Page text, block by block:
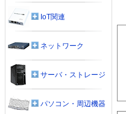
IoT関連
ネットワーク
サーバ・ストレージ
パソコン・周辺機器